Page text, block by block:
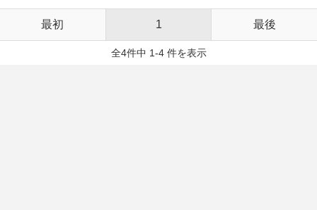
最初 1 最後
全4件中 1-4 件を表示